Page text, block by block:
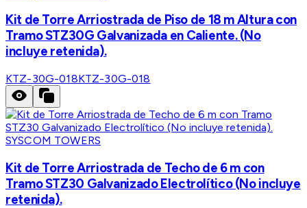
Kit de Torre Arriostrada de Piso de 18 m Altura con
Tramo STZ30G Galvanizada en Caliente. (No
incluye retenida).
KTZ-30G-018KTZ-30G-018
SYSCOM TOWERS
Kit de Torre Arriostrada de Techo de 6 m con
Tramo STZ30 Galvanizado Electrolítico (No incluye
retenida).